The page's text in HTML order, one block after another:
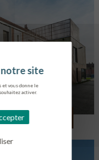
et vous donne le
activer.